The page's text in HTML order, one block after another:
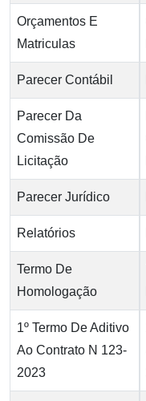
Orçamentos E
Matriculas
Parecer Contábil
Parecer Da
Comissão De
Licitação
Parecer Jurídico
Relatórios
Termo De
Homologação
1º Termo De Aditivo
Ao Contrato N 123-
2023